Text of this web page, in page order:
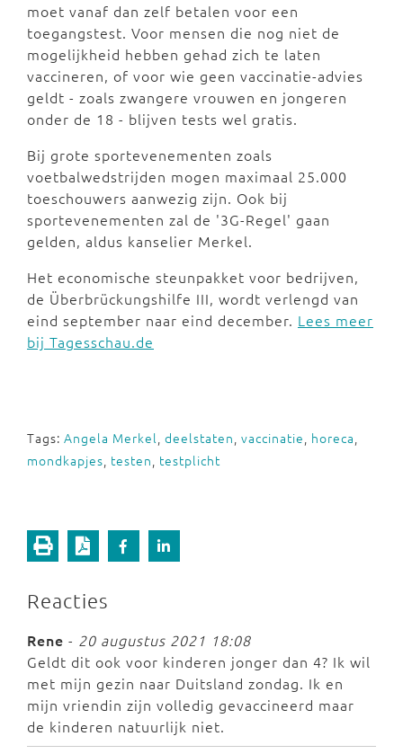
moet vanaf dan zelf betalen voor een
toegangstest. Voor mensen die nog niet de
mogelijkheid hebben gehad zich te laten
vaccineren, of voor wie geen vaccinatie-advies
geldt - zoals zwangere vrouwen en jongeren
onder de 18 - blijven tests wel gratis.
Bij grote sportevenementen zoals
voetbalwedstrijden mogen maximaal 25.000
toeschouwers aanwezig zijn. Ook bij
sportevenementen zal de '3G-Regel' gaan
gelden, aldus kanselier Merkel.
Het economische steunpakket voor bedrijven,
de Überbrückungshilfe III, wordt verlengd van
eind september naar eind december. Lees meer
bij Tagesschau.de
Tags: Angela Merkel, deelstaten, vaccinatie, horeca,
mondkapjes, testen, testplicht
Reacties
Rene - 20 augustus 2021 18:08
Geldt dit ook voor kinderen jonger dan 4? Ik wil
met mijn gezin naar Duitsland zondag. Ik en
mijn vriendin zijn volledig gevaccineerd maar
de kinderen natuurlijk niet.